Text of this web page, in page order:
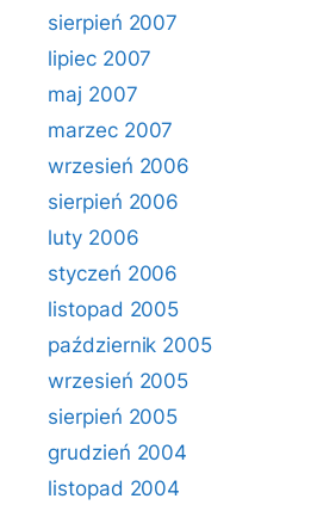
sierpień 2007
lipiec 2007
maj 2007
marzec 2007
wrzesień 2006
sierpień 2006
luty 2006
styczeń 2006
listopad 2005
październik 2005
wrzesień 2005
sierpień 2005
grudzień 2004
listopad 2004